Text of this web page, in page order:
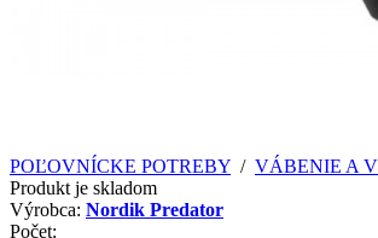
POĽOVNÍCKE POTREBY / VÁBENIE A
Produkt je skladom
Výrobca: Nordik Predator
Počet: